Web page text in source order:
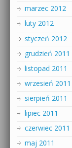
marzec 2012
luty 2012
styczeń 2012
grudzień 2011
listopad 2011
wrzesień 2011
sierpień 2011
lipiec 2011
czerwiec 2011
maj 2011